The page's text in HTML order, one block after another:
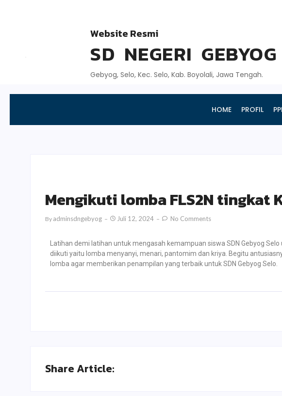
Website Resmi
SD NEGERI GEBYOG
Gebyog, Selo, Kec. Selo, Kab. Boyolali, Jawa Tengah.
HOME PROFIL
Mengikuti lomba FLS2N tingkat
By Adminsdngebyog Juli 12, 2024 No Comments
Latihan demi latihan untuk mengasah kemampuan siswa SDN Gebyog
diikuti yaitu lomba menyanyi, menari, pantomim dan kriya. Begitu
lomba agar memberikan penampilan yang terbaik untuk SDN Gebyog Selo.
Share Article: